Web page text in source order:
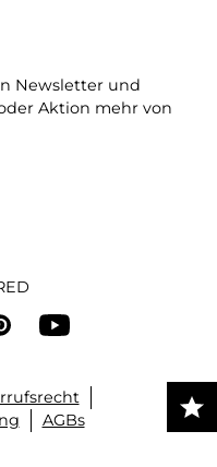
Newsletter und
Aktion mehr von
AGBs